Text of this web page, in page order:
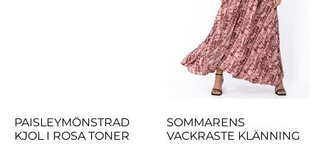
PAISLEYMÖNSTRAD
KJOL I ROSA TONER
SOMMARENS
VACKRASTE KLÄNNING